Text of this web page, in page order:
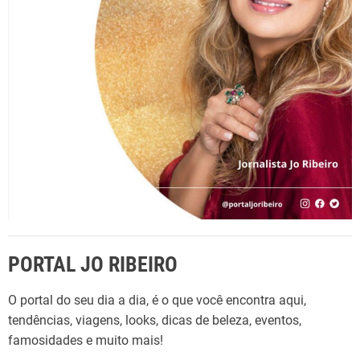
PORTAL JO RIBEIRO
O portal do seu dia a dia, é o que você encontra aqui,
tendências, viagens, looks, dicas de beleza, eventos,
famosidades e muito mais!